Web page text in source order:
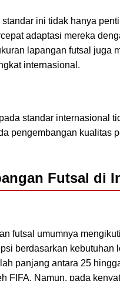
ini tidak hanya
adaptasi mereka
lapangan futsal juga
internasional.
standar internasional
pengembangan kualitas
Futsal di
futsal umumnya
berdasarkan kebutuhan
panjang antara 25
FIFA. Namun, pada